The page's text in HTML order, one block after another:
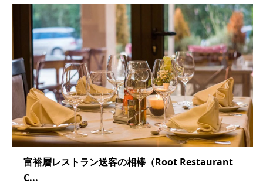
富裕層レストラン送客の相棒（Root Restaurant
C...